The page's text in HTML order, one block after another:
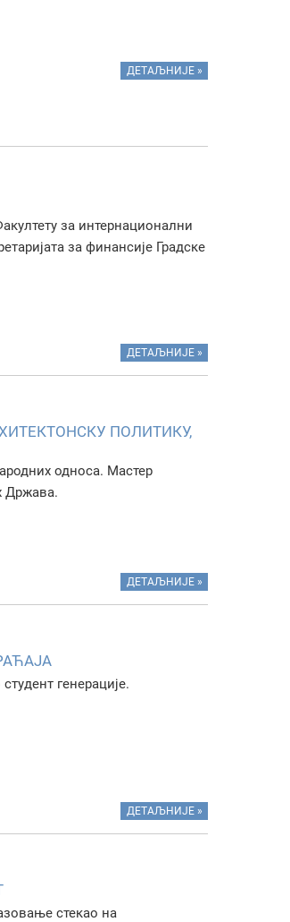
ДЕТАЉНИЈЕ »
за интернационални
за финансије Градске
ДЕТАЉНИЈЕ »
ПОЛИТИКУ,
односа. Мастер
Држава.
ДЕТАЉНИЈЕ »
генерације.
ДЕТАЉНИЈЕ »
стекао на